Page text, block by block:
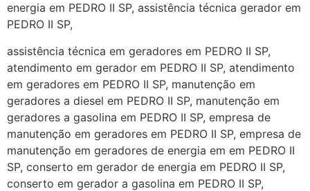
energia em PEDRO II SP, assistência técnica gerador em
PEDRO II SP,
assistência técnica em geradores em PEDRO II SP,
atendimento em gerador em PEDRO II SP, atendimento
em geradores em PEDRO II SP, manutenção em
geradores a diesel em PEDRO II SP, manutenção em
geradores a gasolina em PEDRO II SP, empresa de
manutenção em geradores em PEDRO II SP, empresa de
manutenção em geradores de energia em em PEDRO II
SP, conserto em gerador de energia em PEDRO II SP,
conserto em gerador a gasolina em PEDRO II SP,